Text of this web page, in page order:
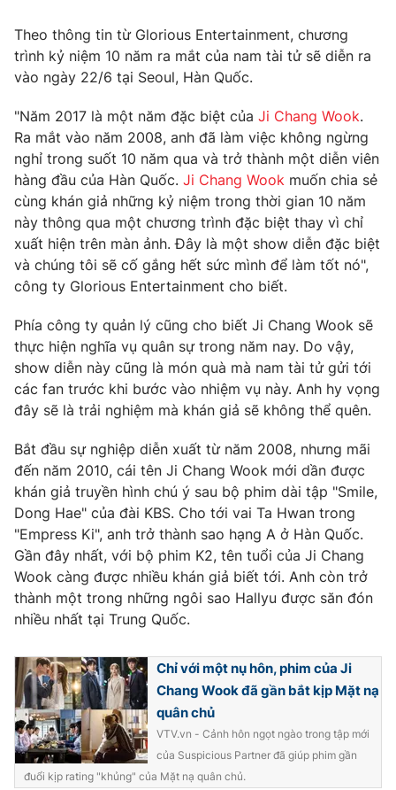
Thế giới đó đây
Câu chuyện quốc tế
Kinh tế
Tài chính
Thị trường
Góc doanh nghiệp
Dữ liệu và đời sống
Truyền hình
Phim VTV
Hậu trường
Nhân vật
Khán giả
Giải sao mai
Giải trí
Điện ảnh
Âm nhạc
Sao
Đời sống
Du lịch
Chất lượng cuộc sống
Giáo dục
Tuyển sinh
Học trực tuyến
Công nghệ
Hitech Công nghệ tương lai
Sản phẩm
Thị trường
Tư vấn
Giao lưu trực tuyến
Lịch phát sóng
Chuyên mục khác
Emagazine Podcast
Photo Infographic
VTV Money VTV Thể thao
VTV Sức khoẻ Bất động sản
Theo thông tin từ Glorious Entertainment, chương
trình kỷ niệm 10 năm ra mắt của nam tài tử sẽ diễn ra
vào ngày 22/6 tại Seoul, Hàn Quốc.
"Năm 2017 là một năm đặc biệt của Ji Chang Wook.
Ra mắt vào năm 2008, anh đã làm việc không ngừng
nghỉ trong suốt 10 năm qua và trở thành một diễn viên
hàng đầu của Hàn Quốc. Ji Chang Wook muốn chia sẻ
cùng khán giả những kỷ niệm trong thời gian 10 năm
này thông qua một chương trình đặc biệt thay vì chỉ
xuất hiện trên màn ảnh. Đây là một show diễn đặc biệt
và chúng tôi sẽ cố gắng hết sức mình để làm tốt nó",
công ty Glorious Entertainment cho biết.
Phía công ty quản lý cũng cho biết Ji Chang Wook sẽ
thực hiện nghĩa vụ quân sự trong năm nay. Do vậy,
show diễn này cũng là món quà mà nam tài tử gửi tới
các fan trước khi bước vào nhiệm vụ này. Anh hy vọng
đây sẽ là trải nghiệm mà khán giả sẽ không thể quên.
Bắt đầu sự nghiệp diễn xuất từ năm 2008, nhưng mãi
đến năm 2010, cái tên Ji Chang Wook mới dần được
khán giả truyền hình chú ý sau bộ phim dài tập "Smile,
Dong Hae" của đài KBS. Cho tới vai Ta Hwan trong
"Empress Ki", anh trở thành sao hạng A ở Hàn Quốc.
Gần đây nhất, với bộ phim K2, tên tuổi của Ji Chang
Wook càng được nhiều khán giả biết tới. Anh còn trở
thành một trong những ngôi sao Hallyu được săn đón
nhiều nhất tại Trung Quốc.
Chỉ với một nụ hôn, phim của Ji
Chang Wook đã gần bắt kịp Mặt nạ
quân chủ
VTV.vn - Cảnh hôn ngọt ngào trong tập mới
của Suspicious Partner đã giúp phim gần
đuổi kịp rating "khủng" của Mặt nạ quân chủ.